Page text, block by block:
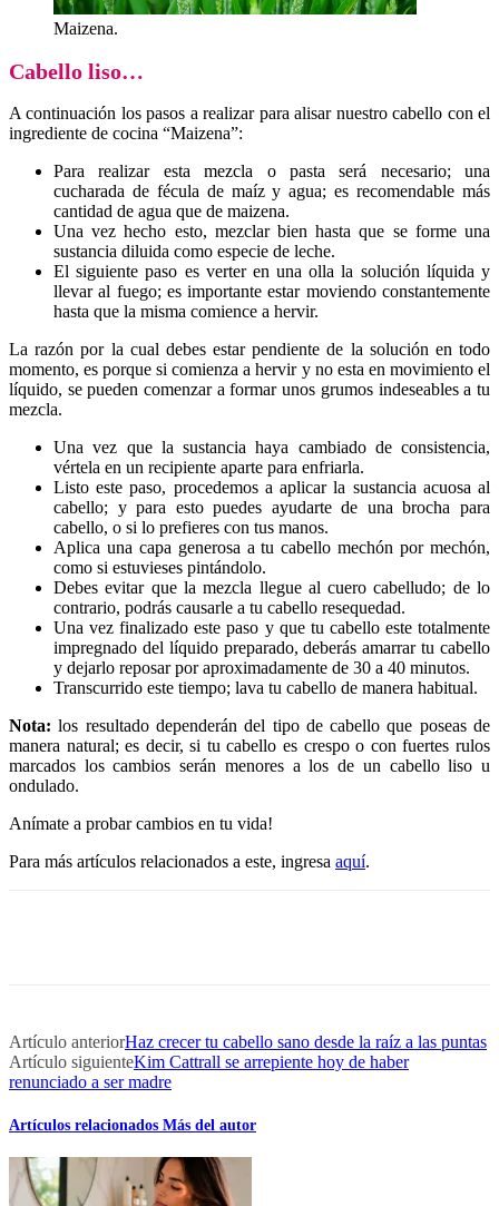
Maizena.
Cabello liso…
A continuación los pasos a realizar para alisar nuestro cabello con el
ingrediente de cocina “Maizena”:
Para realizar esta mezcla o pasta será necesario; una
cucharada de fécula de maíz y agua; es recomendable más
cantidad de agua que de maizena.
Una vez hecho esto, mezclar bien hasta que se forme una
sustancia diluida como especie de leche.
El siguiente paso es verter en una olla la solución líquida y
llevar al fuego; es importante estar moviendo constantemente
hasta que la misma comience a hervir.
La razón por la cual debes estar pendiente de la solución en todo
momento, es porque si comienza a hervir y no esta en movimiento el
líquido, se pueden comenzar a formar unos grumos indeseables a tu
mezcla.
Una vez que la sustancia haya cambiado de consistencia,
vértela en un recipiente aparte para enfriarla.
Listo este paso, procedemos a aplicar la sustancia acuosa al
cabello; y para esto puedes ayudarte de una brocha para
cabello, o si lo prefieres con tus manos.
Aplica una capa generosa a tu cabello mechón por mechón,
como si estuvieses pintándolo.
Debes evitar que la mezcla llegue al cuero cabelludo; de lo
contrario, podrás causarle a tu cabello resequedad.
Una vez finalizado este paso y que tu cabello este totalmente
impregnado del líquido preparado, deberás amarrar tu cabello
y dejarlo reposar por aproximadamente de 30 a 40 minutos.
Transcurrido este tiempo; lava tu cabello de manera habitual.
Nota: los resultado dependerán del tipo de cabello que poseas de
manera natural; es decir, si tu cabello es crespo o con fuertes rulos
marcados los cambios serán menores a los de un cabello liso u
ondulado.
Anímate a probar cambios en tu vida!
Para más artículos relacionados a este, ingresa aquí.
Artículo anteriorHaz crecer tu cabello sano desde la raíz a las puntas
Artículo siguienteKim Cattrall se arrepiente hoy de haber
renunciado a ser madre
Artículos relacionados Más del autor